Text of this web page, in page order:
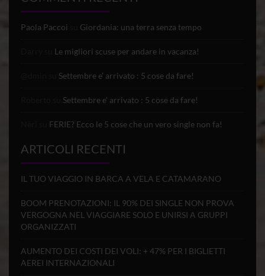
Paola Paccoi Giordania: una terra senza tempo
Le migliori scuse per andare in vacanza!
Settembre e’ arrivato : 5 cose da fare!
Settembre e’ arrivato : 5 cose da fare!
FERIE? Ecco le 5 cose che un vero single non fa!
ARTICOLI RECENTI
IL TUO VIAGGIO IN BARCA A VELA E CATAMARANO
BOOM PRENOTAZIONI: IL 90% DEI SINGLE NON PROVA
VERGOGNA NEL VIAGGIARE SOLO E UNIRSI A GRUPPI
ORGANIZZATI
AUMENTO DEI COSTI DEI VOLI: + 47% PER I BIGLIETTI
AEREI INTERNAZIONALI